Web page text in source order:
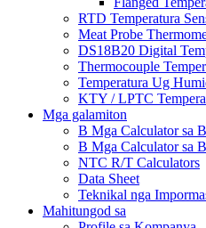
RTD Temperatura
Meat Probe
DS18B20 Digital
Thermocouple
Temperatura Ug
KTY / LPTC
Mga galamiton
B Mga Calculator sa
B Mga Calculator sa
NTC R/T Calculators
Data Sheet
Teknikal nga
Mahitungod sa